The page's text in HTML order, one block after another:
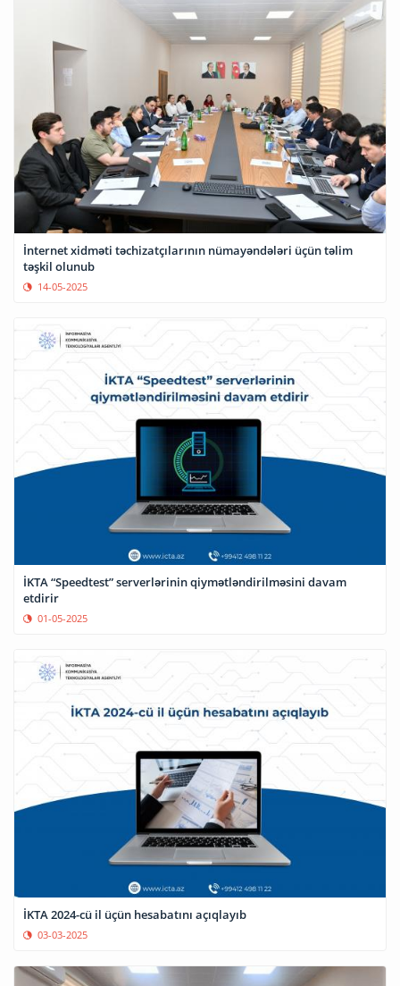
İnternet xidməti təchizatçılarının nümayəndələri üçün təlim
təşkil olunub
14-05-2025
İKTA “Speedtest” serverlərinin qiymətləndirilməsini davam
etdirir
01-05-2025
İKTA 2024-cü il üçün hesabatını açıqlayıb
03-03-2025